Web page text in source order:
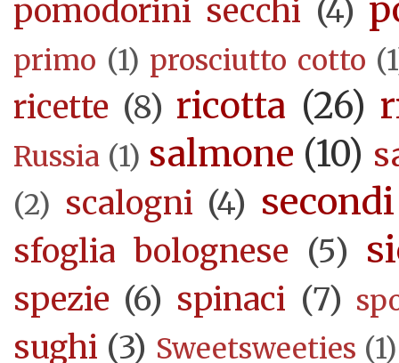
pomodorini secchi (4)
primo (1) prosciutto cotto
ricette (8) ricotta (26)
Russia (1) salmone (10)
(2) scalogni (4) secondi
sfoglia bolognese (5)
spezie (6) spinaci (7)
sughi (3) Sweetsweeties (1)